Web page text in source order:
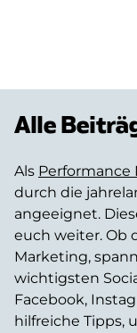
Alle
Als
durch die
angeeignet.
euch weiter. Ob
Marketing,
wichtigsten
Facebook,
hilfreiche Tipps,